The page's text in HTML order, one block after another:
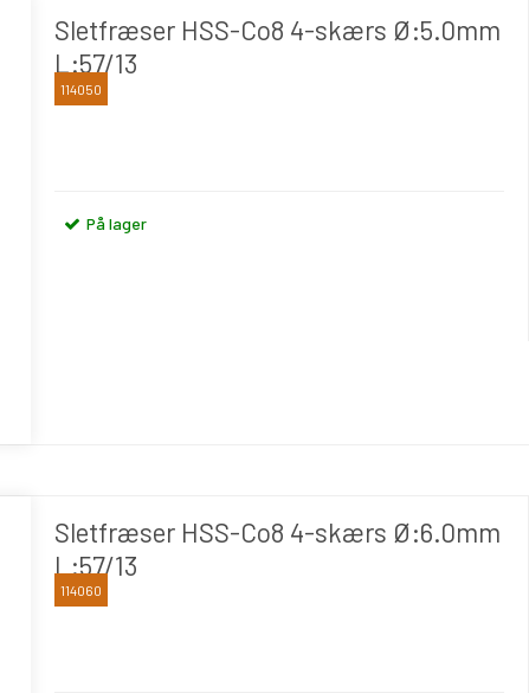
Sletfræser HSS-Co8 4-skærs Ø:5.0mm
L:57/13
OSAWA
114050
På lager
Sletfræser HSS-Co8 4-skærs Ø:6.0mm
L:57/13
OSAWA
114060